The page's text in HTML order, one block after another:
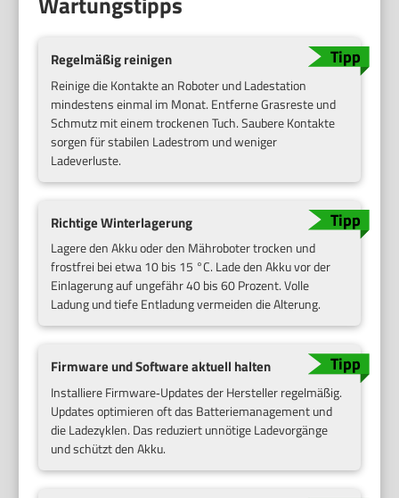
Regelmäßig reinigen
Reinige die Kontakte an Roboter und Ladestation
mindestens einmal im Monat. Entferne Grasreste und
Schmutz mit einem trockenen Tuch. Saubere Kontakte
sorgen für stabilen Ladestrom und weniger
Ladeverluste.
Richtige Winterlagerung
Lagere den Akku oder den Mähroboter trocken und
frostfrei bei etwa 10 bis 15 °C. Lade den Akku vor der
Einlagerung auf ungefähr 40 bis 60 Prozent. Volle
Ladung und tiefe Entladung vermeiden die Alterung.
Firmware und Software aktuell halten
Installiere Firmware‑Updates der Hersteller regelmäßig.
Updates optimieren oft das Batteriemanagement und
die Ladezyklen. Das reduziert unnötige Ladevorgänge
und schützt den Akku.